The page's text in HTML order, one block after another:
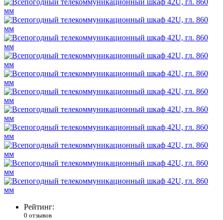
Рейтинг:
0 отзывов